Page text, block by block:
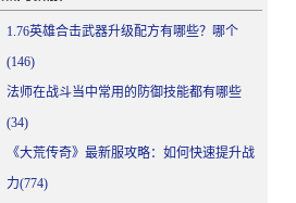
1.76英雄合击武器升级配方有哪些？哪个
(146)
法师在战斗当中常用的防御技能都有哪些
(34)
《大荒传奇》最新服攻略：如何快速提升战
力(774)